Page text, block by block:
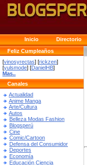
Inicio Directorio
Feliz Cumpleaños
[vinosyrectas] [rickzen]
[yulsmode] [DanielHB]
Mas..
Canales
Actualidad
Anime Manga
Arte/Cultura
Autos
Belleza Modas Fashion
Blogsperú
Cine
Comic/Cartoon
Defensa del Consumidor
Deportes
Economía
Educación Ciencia